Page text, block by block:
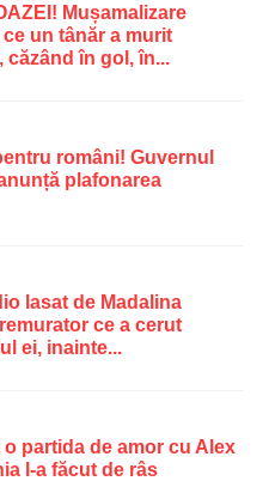
Mușamalizare
un tânăr a murit
căzând în gol, în...
români! Guvernul
plafonarea
lasat de Madalina
ce a cerut
ei, inainte...
o partida de amor cu Alex
l-a făcut de râs